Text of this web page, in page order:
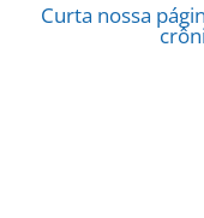
Curta nossa